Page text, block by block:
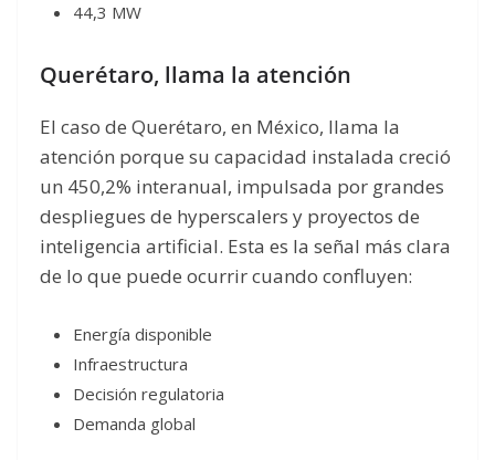
44,3 MW
Querétaro, llama la atención
El caso de Querétaro, en México, llama la
atención porque su capacidad instalada creció
un 450,2% interanual, impulsada por grandes
despliegues de hyperscalers y proyectos de
inteligencia artificial. Esta es la señal más clara
de lo que puede ocurrir cuando confluyen:
Energía disponible
Infraestructura
Decisión regulatoria
Demanda global